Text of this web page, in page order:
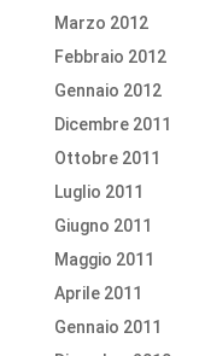
Marzo 2012
Febbraio 2012
Gennaio 2012
Dicembre 2011
Ottobre 2011
Luglio 2011
Giugno 2011
Maggio 2011
Aprile 2011
Gennaio 2011